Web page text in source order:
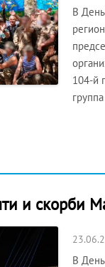
В
104-й
и скорби
В